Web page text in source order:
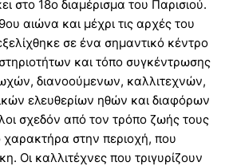
στο 18ο διαμέρισμα του Παρισιού.
αιώνα και μέχρι τις αρχές του
σε ένα σημαντικό κέντρο
και τόπο συγκέντρωσης
διανοούμενων, καλλιτεχνών,
ελευθερίων ηθών και διαφόρων
σχεδόν από τον τρόπο ζωής τους
χαρακτήρα στην περιοχή, που
Οι καλλιτέχνες που τριγυρίζουν